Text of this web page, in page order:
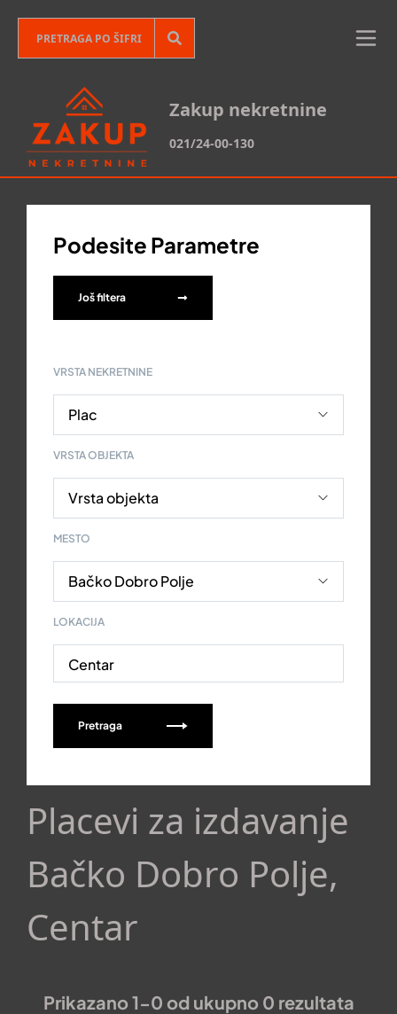
Zakup nekretnine
021/24-00-130
Podesite Parametre
Još filtera
VRSTA NEKRETNINE
VRSTA OBJEKTA
MESTO
LOKACIJA
Centar
Pretraga
Placevi za izdavanje
Bačko Dobro Polje,
Centar
Prikazano 1-0 od ukupno 0 rezultata